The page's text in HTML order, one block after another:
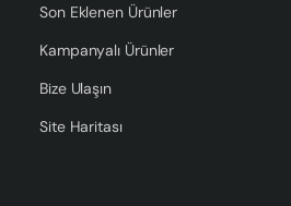
Son Eklenen Ürünler
Kampanyalı Ürünler
Bize Ulaşın
Site Haritası